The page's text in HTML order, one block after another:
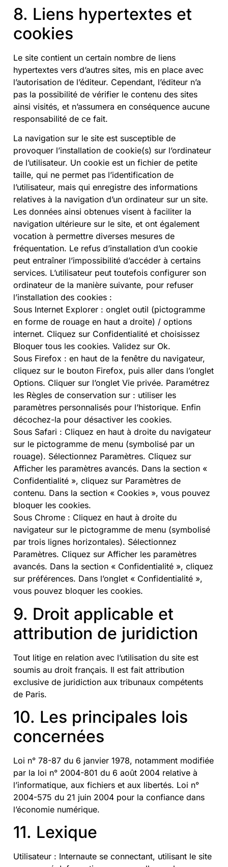
8. Liens hypertextes et
cookies
Le site contient un certain nombre de liens
hypertextes vers d’autres sites, mis en place avec
l’autorisation de l’éditeur. Cependant, l’éditeur n’a
pas la possibilité de vérifier le contenu des sites
ainsi visités, et n’assumera en conséquence aucune
responsabilité de ce fait.
La navigation sur le site est susceptible de
provoquer l’installation de cookie(s) sur l’ordinateur
de l’utilisateur. Un cookie est un fichier de petite
taille, qui ne permet pas l’identification de
l’utilisateur, mais qui enregistre des informations
relatives à la navigation d’un ordinateur sur un site.
Les données ainsi obtenues visent à faciliter la
navigation ultérieure sur le site, et ont également
vocation à permettre diverses mesures de
fréquentation. Le refus d’installation d’un cookie
peut entraîner l’impossibilité d’accéder à certains
services. L’utilisateur peut toutefois configurer son
ordinateur de la manière suivante, pour refuser
l’installation des cookies :
Sous Internet Explorer : onglet outil (pictogramme
en forme de rouage en haut a droite) / options
internet. Cliquez sur Confidentialité et choisissez
Bloquer tous les cookies. Validez sur Ok.
Sous Firefox : en haut de la fenêtre du navigateur,
cliquez sur le bouton Firefox, puis aller dans l’onglet
Options. Cliquer sur l’onglet Vie privée. Paramétrez
les Règles de conservation sur : utiliser les
paramètres personnalisés pour l’historique. Enfin
décochez-la pour désactiver les cookies.
Sous Safari : Cliquez en haut à droite du navigateur
sur le pictogramme de menu (symbolisé par un
rouage). Sélectionnez Paramètres. Cliquez sur
Afficher les paramètres avancés. Dans la section «
Confidentialité », cliquez sur Paramètres de
contenu. Dans la section « Cookies », vous pouvez
bloquer les cookies.
Sous Chrome : Cliquez en haut à droite du
navigateur sur le pictogramme de menu (symbolisé
par trois lignes horizontales). Sélectionnez
Paramètres. Cliquez sur Afficher les paramètres
avancés. Dans la section « Confidentialité », cliquez
sur préférences. Dans l’onglet « Confidentialité »,
vous pouvez bloquer les cookies.
9. Droit applicable et
attribution de juridiction
Tout litige en relation avec l’utilisation du site est
soumis au droit français. Il est fait attribution
exclusive de juridiction aux tribunaux compétents
de Paris.
10. Les principales lois
concernées
Loi n° 78-87 du 6 janvier 1978, notamment modifiée
par la loi n° 2004-801 du 6 août 2004 relative à
l’informatique, aux fichiers et aux libertés. Loi n°
2004-575 du 21 juin 2004 pour la confiance dans
l’économie numérique.
11. Lexique
Utilisateur : Internaute se connectant, utilisant le site